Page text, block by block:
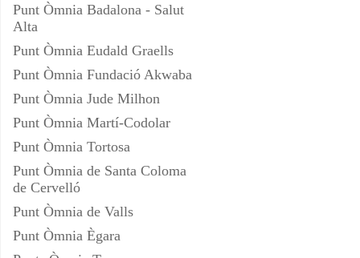
Punt Òmnia Badalona - Salut
Alta
Punt Òmnia Eudald Graells
Punt Òmnia Fundació Akwaba
Punt Òmnia Jude Milhon
Punt Òmnia Martí-Codolar
Punt Òmnia Tortosa
Punt Òmnia de Santa Coloma
de Cervelló
Punt Òmnia de Valls
Punt Òmnia Ègara